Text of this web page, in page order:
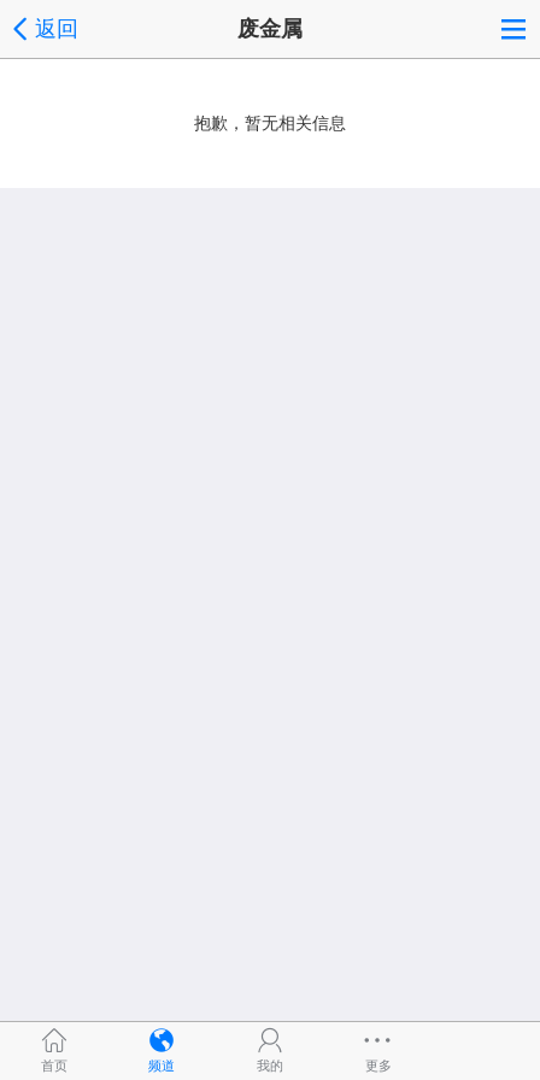
返回 废金属
抱歉，暂无相关信息
首页 频道 我的 更多